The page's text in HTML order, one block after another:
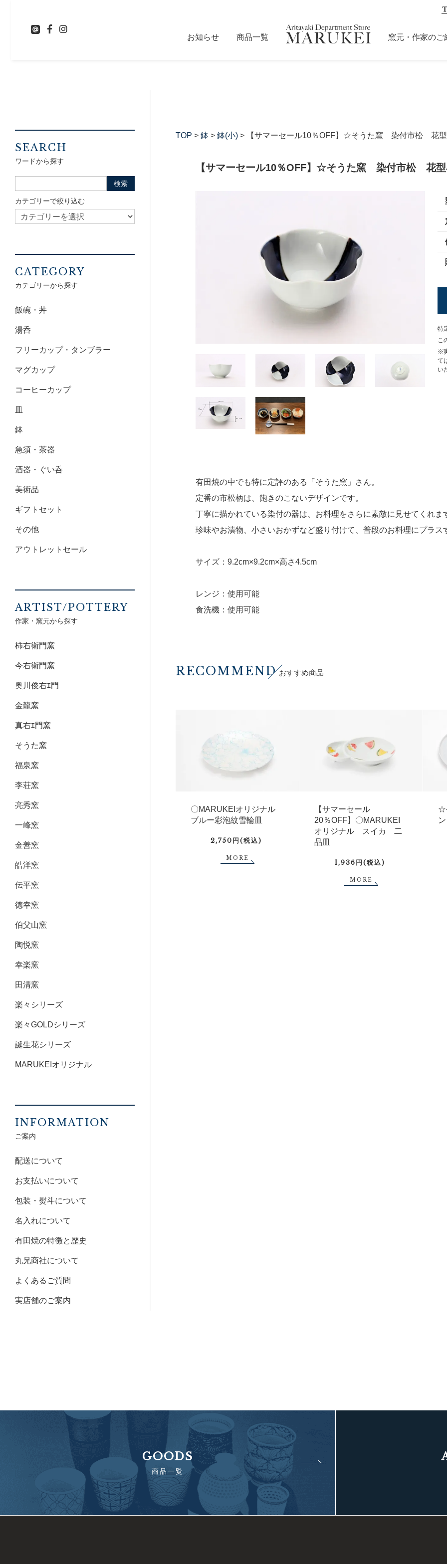
お知らせ 商品一覧 窯元・作家のご
TOP > 鉢 > 鉢(小) > 【サマーセール10％OFF】☆そうた窯 染付市松 花
【サマーセール10％OFF】☆そうた窯 染付市松 花
特
こ
※
て
い
有田焼の中でも特に定評のある「そうた窯」さん。
定番の市松柄は、飽きのこないデザインです。
丁寧に描かれている染付の器は、お料理をさらに素敵に見せてくれま
珍味やお漬物、小さいおかずなど盛り付けて、普段のお料理にプラス
サイズ：9.2cm×9.2cm×高さ4.5cm
レンジ：使用可能
食洗機：使用可能
RECOMMEND おすすめ商品
〇MARUKEIオリジナル
ブルー彩泡紋雪輪皿
2,750円(税込)
MORE
【サマーセール
20％OFF】〇MARUKEI
オリジナル スイカ 二
品皿
1,936円(税込)
MORE
☆
SEARCH
ワードから探す
カテゴリーで絞り込む
CATEGORY
カテゴリーから探す
飯碗・丼
湯呑
フリーカップ・タンブラー
マグカップ
コーヒーカップ
皿
鉢
急須・茶器
酒器・ぐい呑
美術品
ギフトセット
その他
アウトレットセール
ARTIST/POTTERY
作家・窯元から探す
柿右衛門窯
今右衛門窯
奥川俊右ｴ門
金龍窯
真右ｴ門窯
そうた窯
福泉窯
李荘窯
亮秀窯
一峰窯
金善窯
皓洋窯
伝平窯
徳幸窯
伯父山窯
陶悦窯
幸楽窯
田清窯
楽々シリーズ
楽々GOLDシリーズ
誕生花シリーズ
MARUKEIオリジナル
INFORMATION
ご案内
配送について
お支払いについて
包装・熨斗について
名入れについて
有田焼の特徴と歴史
丸兄商社について
よくあるご質問
実店舗のご案内
GOODS
商品一覧